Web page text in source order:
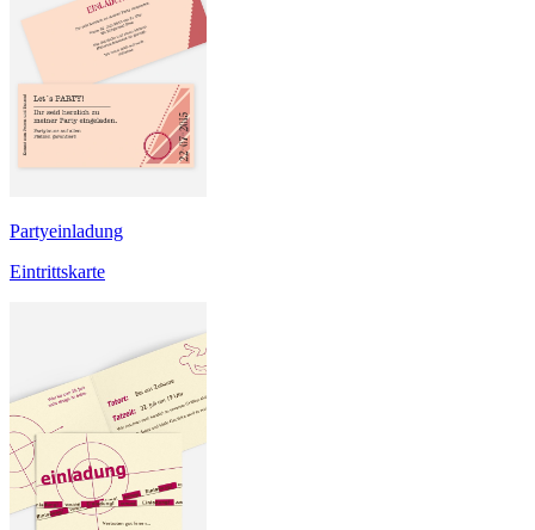
Partyeinladung
Eintrittskarte